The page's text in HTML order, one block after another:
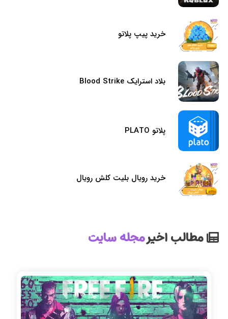
خرید پیپ پلاتو
بلاد استرایک Blood Strike
پلاتو PLATO
خرید رویال بلیت کلش رویال
مطالب اخیرمجله سایت